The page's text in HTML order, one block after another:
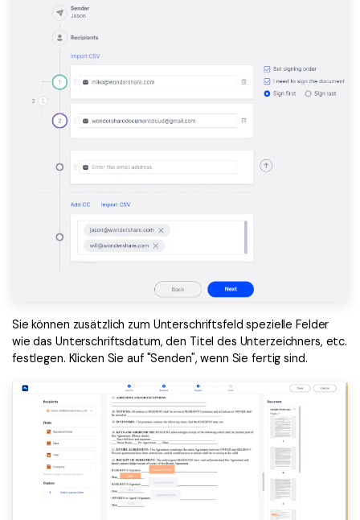
Sie können zusätzlich zum Unterschriftsfeld spezielle Felder
wie das Unterschriftsdatum, den Titel des Unterzeichners, etc.
festlegen. Klicken Sie auf "Senden", wenn Sie fertig sind.